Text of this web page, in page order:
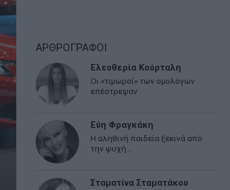
ΑΡΘΡΟΓΡΑΦΟΙ
Ελευθερία Κούρταλη
Οι «τιμωροί» των ομολόγων
επέστρεψαν
Εύη Φραγκάκη
Η αληθινή παιδεία ξεκινά από
την ψυχή…
Σταματίνα Σταματάκου